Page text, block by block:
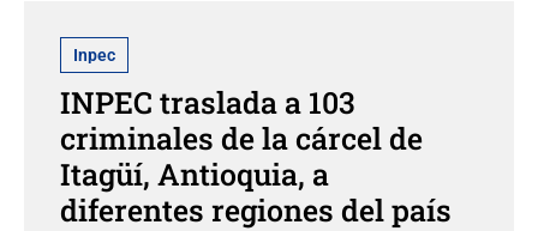
Inpec
INPEC traslada a 103
criminales de la cárcel de
Itagüí, Antioquia, a
diferentes regiones del país